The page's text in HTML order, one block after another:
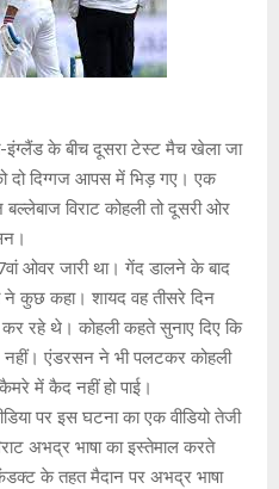
इंग्लैंड के बीच दूसरा टेस्ट मैच खेला जा
दो दिग्गज आपस में भिड़ गए। एक
विराट कोहली तो दूसरी ओर
ओवर जारी था। गेंद डालने के बाद
ने कुछ कहा। शायद वह तीसरे दिन
रहे थे। कोहली कहते सुनाए दिए कि
नहीं। एंडरसन ने भी पलटकर कोहली
में कैद नहीं हो पाई।
पर इस घटना का एक वीडियो तेजी
अभद्र भाषा का इस्तेमाल करते
के तहत मैदान पर अभद्र भाषा